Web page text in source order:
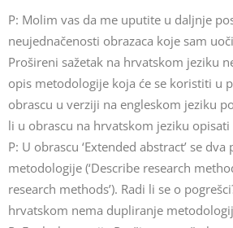
P: Molim vas da me uputite u daljnje
neujednačenosti obrazaca koje sam
Prošireni sažetak na hrvatskom jeziku
opis metodologije koja će se koristiti u
obrascu u verziji na engleskom jeziku
li u obrascu na hrvatskom jeziku
P: U obrascu ‘Extended abstract’ se
metodologije (‘Describe research
research methods’). Radi li se o
hrvatskom nema dupliranje